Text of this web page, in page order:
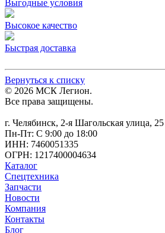
Выгодные условия
Высокое качество
Быстрая доставка
Вернуться к списку
© 2026 МСК Легион.
Все права защищены.
г. Челябинск, 2-я Шагольская улица, 25
Пн-Пт: С 9:00 до 18:00
ИНН: 7460051335
ОГРН: 1217400004634
Каталог
Спецтехника
Запчасти
Новости
Компания
Контакты
Блог